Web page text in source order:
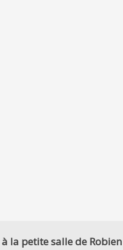
la petite salle de Robien